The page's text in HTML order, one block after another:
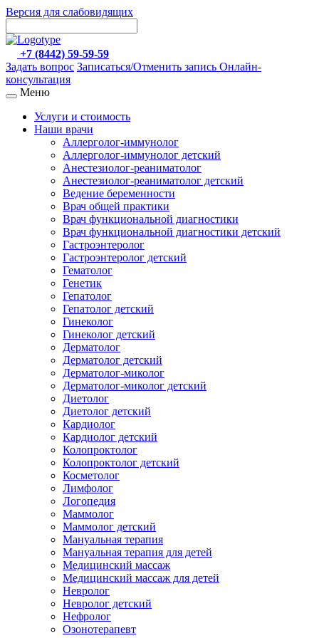
Версия для слабовидящих
+7 (8442) 59-59-59
Задать вопрос Записаться/Отменить запись Онлайн-
консультация
Меню
Услуги и стоимость
Наши врачи
Аллерголог-иммунолог
Аллерголог-иммунолог детский
Анестезиолог-реаниматолог
Анестезиолог-реаниматолог детский
Ведение беременности
Врач общей практики
Врач функциональной диагностики
Врач функциональной диагностики детский
Гастроэнтеролог
Гастроэнтеролог детский
Гематолог
Генетик
Гепатолог
Гепатолог детский
Гинеколог
Гинеколог детский
Дерматолог
Дерматолог детский
Дерматолог-миколог
Дерматолог-миколог детский
Диетолог
Диетолог детский
Кардиолог
Кардиолог детский
Колопроктолог
Колопроктолог детский
Косметолог
Лимфолог
Логопедия
Маммолог
Маммолог детский
Мануальная терапия
Мануальная терапия для детей
Медицинский массаж
Медицинский массаж для детей
Невролог
Невролог детский
Нефролог
Озонотерапевт